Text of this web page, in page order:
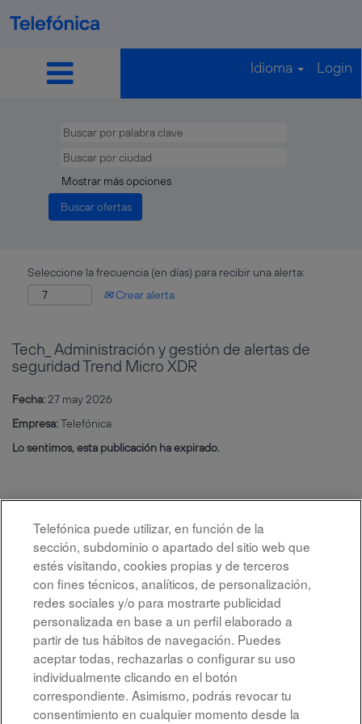
Idioma Login
Mostrar más opciones
Seleccione la frecuencia (en días) para recibir una alerta:
Crear alerta
Tech_ Administración y gestión de alertas de
seguridad Trend Micro XDR
Fecha: 27 may 2026
Empresa:Telefónica
Lo sentimos, esta publicación ha expirado.
Aviso legal
Telefónica puede utilizar, en función de la
sección, subdominio o apartado del sitio web que
estés visitando, cookies propias y de terceros
con fines técnicos, analíticos, de personalización,
redes sociales y/o para mostrarte publicidad
personalizada en base a un perfil elaborado a
partir de tus hábitos de navegación. Puedes
aceptar todas, rechazarlas o configurar su uso
individualmente clicando en el botón
correspondiente. Asimismo, podrás revocar tu
consentimiento en cualquier momento desde la